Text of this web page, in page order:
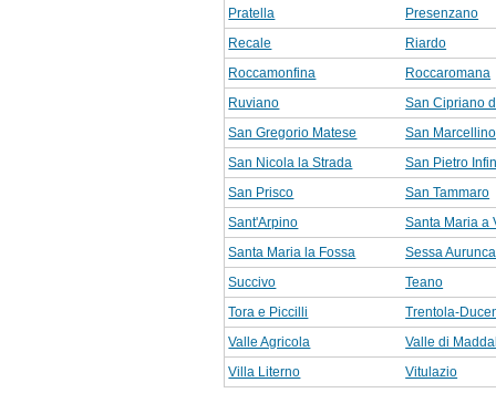
Pratella
Presenzano
Recale
Riardo
Roccamonfina
Roccaromana
Ruviano
San Cipriano
San Gregorio Matese
San Marcellino
San Nicola la Strada
San Pietro
San Prisco
San Tammaro
Sant'Arpino
Santa Maria a
Santa Maria la Fossa
Sessa Aurunca
Succivo
Teano
Tora e Piccilli
Trentola-
Valle Agricola
Valle di
Villa Literno
Vitulazio